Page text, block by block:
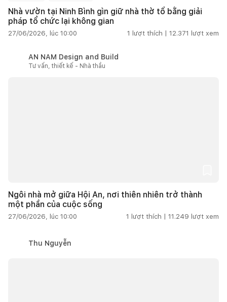
Nhà vườn tại Ninh Bình gìn giữ nhà thờ tổ bằng giải
pháp tổ chức lại không gian
27/06/2026, lúc 10:00 1 lượt thích | 12.371 lượt xem
AN NAM Design and Build
Tư vấn, thiết kế - Nhà thầu
Ngôi nhà mở giữa Hội An, nơi thiên nhiên trở thành
một phần của cuộc sống
27/06/2026, lúc 10:00 1 lượt thích | 11.249 lượt xem
Thu Nguyễn